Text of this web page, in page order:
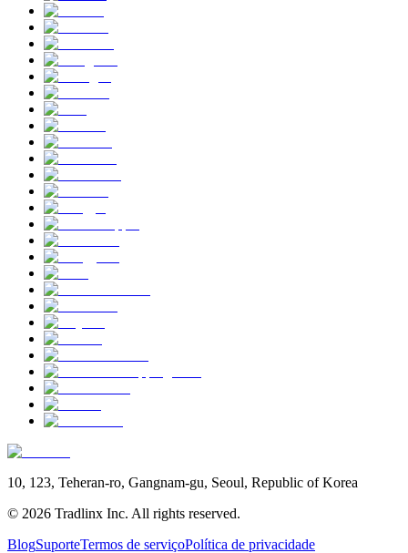
10, 123, Teheran-ro, Gangnam-gu, Seoul, Republic of Korea
© 2026 Tradlinx Inc. All rights reserved.
BlogSuporteTermos de serviçoPolítica de privacidade